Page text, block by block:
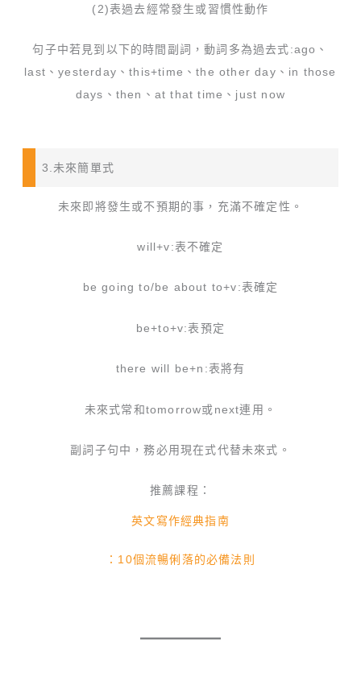
(2)表過去經常發生或習慣性動作
句子中若見到以下的時間副詞，動詞多為過去式:ago、
last、yesterday、this+time、the other day、in those
days、then、at that time、just now
3.未來簡單式
未來即將發生或不預期的事，充滿不確定性。
will+v:表不確定
be going to/be about to+v:表確定
be+to+v:表預定
there will be+n:表將有
未來式常和tomorrow或next連用。
副詞子句中，務必用現在式代替未來式。
推薦課程：
英文寫作經典指南
：10個流暢俐落的必備法則